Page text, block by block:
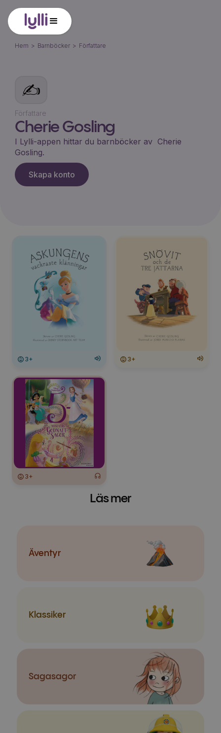
Hem > Barnböcker > Författare
✍️
Författare
Cherie Gosling
I Lylli-appen hittar du barnböcker av Cherie
Gosling.
Skapa konto
3+ 3+
3+
Läs mer
Äventyr
Klassiker
Sagasagor